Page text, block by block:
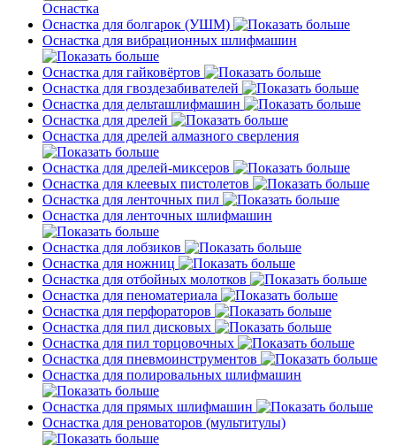
Оснастка
Оснастка для болгарок (УШМ)
Оснастка для вибрационных шлифмашин
Оснастка для гайковёртов
Оснастка для гвоздезабивателей
Оснастка для дельташлифмашин
Оснастка для дрелей
Оснастка для дрелей алмазного сверления
Оснастка для дрелей-миксеров
Оснастка для клеевых пистолетов
Оснастка для ленточных пил
Оснастка для ленточных шлифмашин
Оснастка для лобзиков
Оснастка для ножниц
Оснастка для отбойных молотков
Оснастка для пеноматериала
Оснастка для перфораторов
Оснастка для пил дисковых
Оснастка для пил торцовочных
Оснастка для пневмоинструментов
Оснастка для полировальных шлифмашин
Оснастка для прямых шлифмашин
Оснастка для реноваторов (мультитулы)